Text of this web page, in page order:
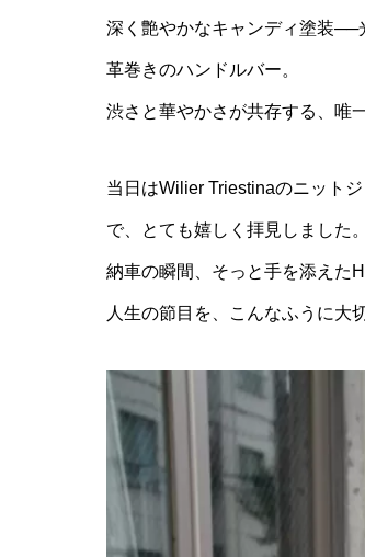
深く艶やかなキャンディ塗装──
革巻きのハンドルバー。
渋さと華やかさが共存する、唯
当日はWilier Triestinaのニット
で、とても嬉しく拝見しました。
納車の瞬間、そっと手を添えた
人生の節目を、こんなふうに